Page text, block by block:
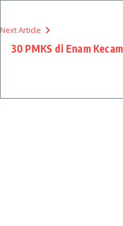
Next Article
30 PMKS di Enam